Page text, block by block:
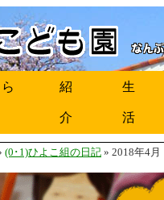
紹
介
生
活
(0･1)ひよこ組の日記 » 2018年4